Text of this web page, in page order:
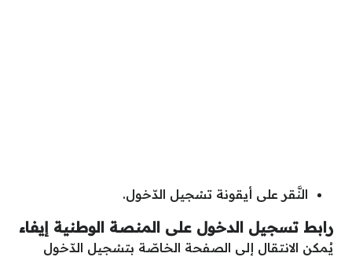
النَّقر على أيقونة تسْجيل الدّخول.
رابط تسجيل الدخول على المنصة الوطنية إيفاء
يُمكن الانتقال إلى الصفحة الخاصّة بتسْجيل الدّخول